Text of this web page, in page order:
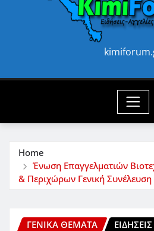
Home
Ένωση Επαγγελματιών
& Περιχώρων Γενική Συνέλευση
ΓΕΝΙΚΑ ΘΕΜΑΤΑ ΕΙΔΗΣΕΙΣ